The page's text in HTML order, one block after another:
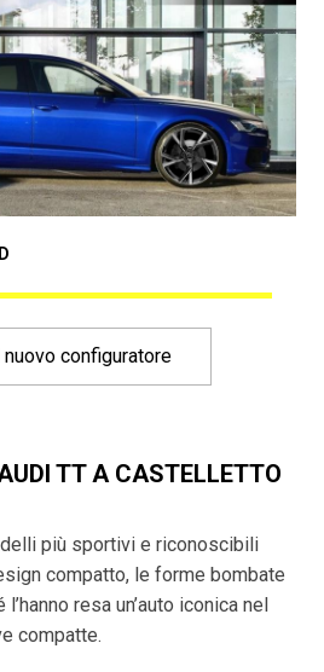
nuovo configuratore
TT A CASTELLETTO
più sportivi e riconoscibili
compatto, le forme bombate
resa un’auto iconica nel
compatte.